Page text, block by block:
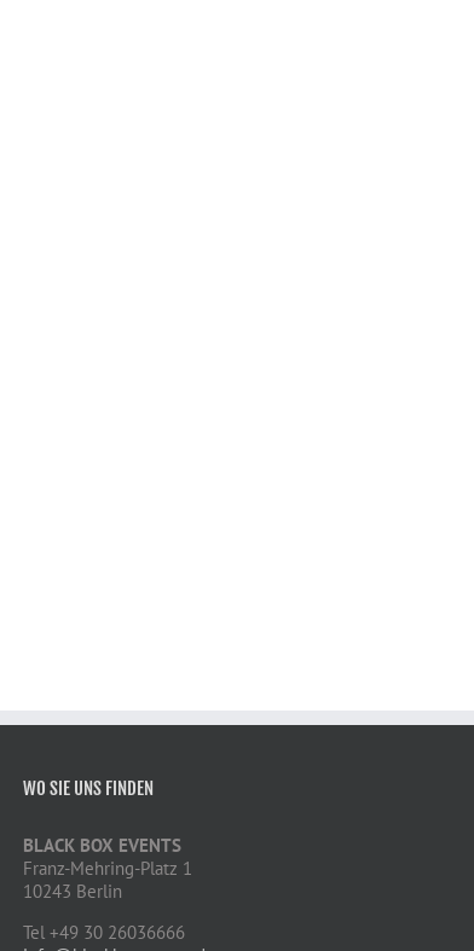
WO SIE UNS FINDEN
BLACK BOX EVENTS
Franz-Mehring-Platz 1
10243 Berlin
Tel +49 30 26036666